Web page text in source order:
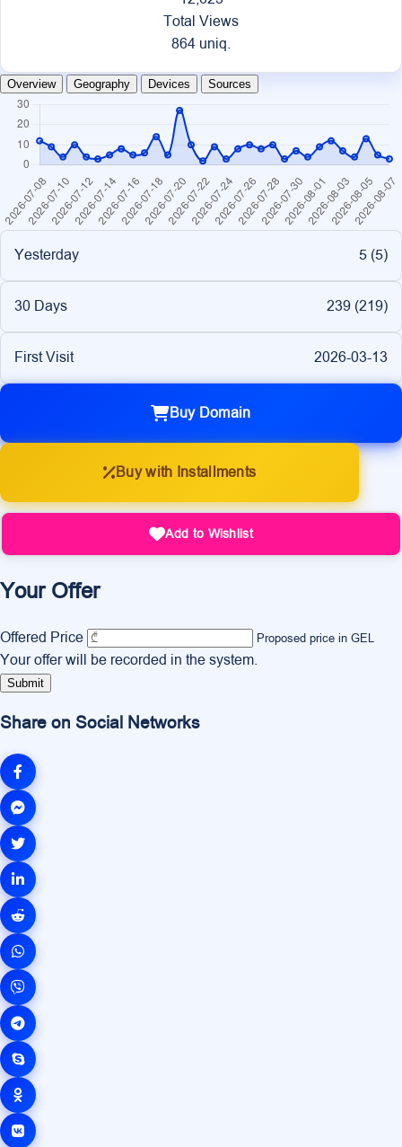
Total Views
864 uniq.
Overview Geography Devices Sources
Yesterday 5 (5)
30 Days 239 (219)
First Visit 2026-03-13
Buy Domain
Buy with Installments
Add to Wishlist
Your Offer
Offered Price Proposed price in GEL
Your offer will be recorded in the system.
Submit
Share on Social Networks